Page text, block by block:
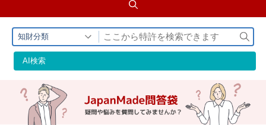
知財分類
検
索
AI検索